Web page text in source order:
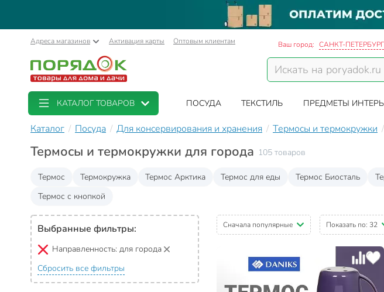
Адреса магазинов Активация карты Оптовым клиентам Ваш город: САНКТ-ПЕТЕРБУРГ
КАТАЛОГ ТОВАРОВ ПОСУДА ТЕКСТИЛЬ ПРЕДМЕТЫ
Каталог Посуда Для консервирования и хранения Термосы и термокружки
Термосы и термокружки для города 105 товаров
Термос Термокружка Термос Арктика Термос для еды Термос Биосталь
Термос с кнопкой
Выбранные фильтры:
Направленность: для города
Сбросить все фильтры
Сначала популярные Показать по: 32